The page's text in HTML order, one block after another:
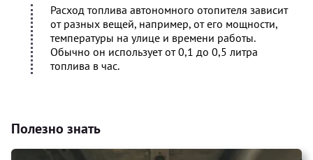
Расход топлива автономного отопителя зависит
от разных вещей, например, от его мощности,
температуры на улице и времени работы.
Обычно он использует от 0,1 до 0,5 литра
топлива в час.
Полезно знать